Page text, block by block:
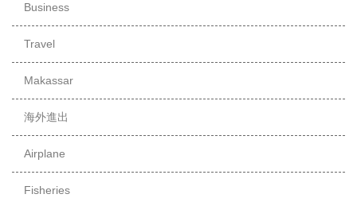
Business
Travel
Makassar
海外進出
Airplane
Fisheries